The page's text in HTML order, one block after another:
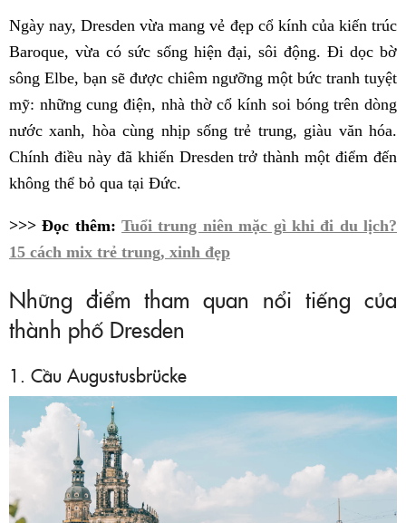
Ngày nay, Dresden vừa mang vẻ đẹp cổ kính của kiến trúc
Baroque, vừa có sức sống hiện đại, sôi động. Đi dọc bờ
sông Elbe, bạn sẽ được chiêm ngưỡng một bức tranh tuyệt
mỹ: những cung điện, nhà thờ cổ kính soi bóng trên dòng
nước xanh, hòa cùng nhịp sống trẻ trung, giàu văn hóa.
Chính điều này đã khiến Dresden trở thành một điểm đến
không thể bỏ qua tại Đức.
>>> Đọc thêm:Tuổi trung niên mặc gì khi đi du lịch?
15 cách mix trẻ trung, xinh đẹp
Những điểm tham quan nổi tiếng của
thành phố Dresden
1. Cầu Augustusbrücke